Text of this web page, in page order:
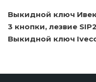
Выкидной ключ
3 кнопки, лезвие
Выкидной ключ